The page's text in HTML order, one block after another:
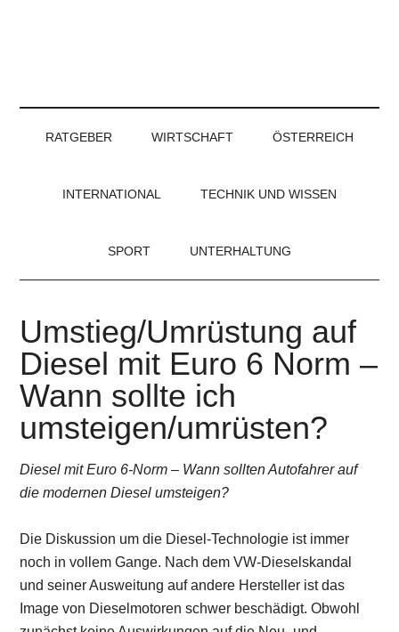
RATGEBER WIRTSCHAFT ÖSTERREICH
INTERNATIONAL TECHNIK UND WISSEN
SPORT UNTERHALTUNG
Umstieg/Umrüstung auf
Diesel mit Euro 6 Norm –
Wann sollte ich
umsteigen/umrüsten?
Diesel mit Euro 6-Norm – Wann sollten Autofahrer auf
die modernen Diesel umsteigen?
Die Diskussion um die Diesel-Technologie ist immer
noch in vollem Gange. Nach dem VW-Dieselskandal
und seiner Ausweitung auf andere Hersteller ist das
Image von Dieselmotoren schwer beschädigt. Obwohl